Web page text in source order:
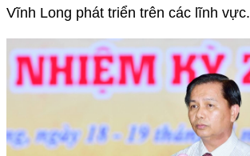
Vĩnh Long phát triển trên các lĩnh vực.